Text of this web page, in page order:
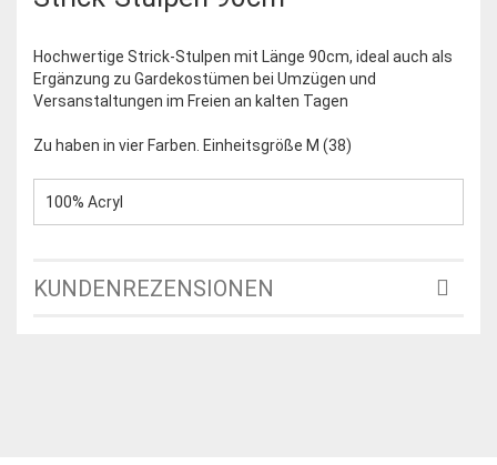
Hochwertige Strick-Stulpen mit Länge 90cm, ideal auch als
Ergänzung zu Gardekostümen bei Umzügen und
Versanstaltungen im Freien an kalten Tagen
Zu haben in vier Farben. Einheitsgröße M (38)
100% Acryl
KUNDENREZENSIONEN